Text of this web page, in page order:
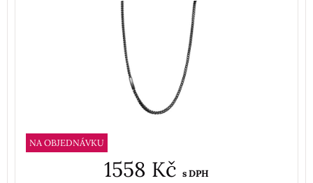
NA OBJEDNÁVKU
1558 Kč s DPH